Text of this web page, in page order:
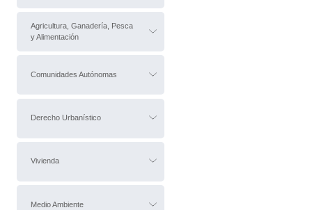
Agricultura, Ganadería, Pesca
y Alimentación
Comunidades Autónomas
Derecho Urbanístico
Vivienda
Medio Ambiente